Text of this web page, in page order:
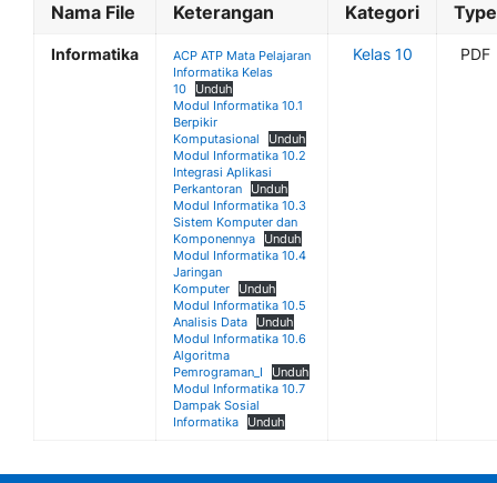
Nama File Keterangan Kategori Type
Informatika
ACP ATP Mata Pelajaran
Informatika Kelas
10
Unduh
Modul Informatika 10.1
Berpikir
Komputasional
Unduh
Modul Informatika 10.2
Integrasi Aplikasi
Perkantoran
Unduh
Modul Informatika 10.3
Sistem Komputer dan
Komponennya
Unduh
Modul Informatika 10.4
Jaringan
Komputer
Unduh
Modul Informatika 10.5
Analisis Data
Unduh
Modul Informatika 10.6
Algoritma
Pemrograman_I
Unduh
Modul Informatika 10.7
Dampak Sosial
Informatika
Unduh
Kelas 10 PDF